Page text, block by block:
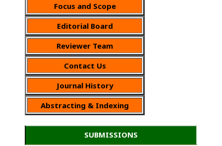
Focus and Scope
Editorial Board
Reviewer Team
Contact Us
Journal History
Abstracting & Indexing
SUBMISSIONS